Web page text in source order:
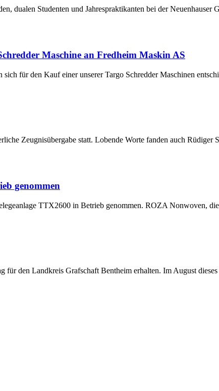
dualen Studenten und Jahrespraktikanten bei der Neuenhauser
Maschine an Fredheim Maskin AS
für den Kauf einer unserer Targo Schredder Maschinen
Zeugnisübergabe statt. Lobende Worte fanden auch Rüdiger
genommen
TTX2600 in Betrieb genommen. ROZA Nonwoven,
den Landkreis Grafschaft Bentheim erhalten. Im August dieses